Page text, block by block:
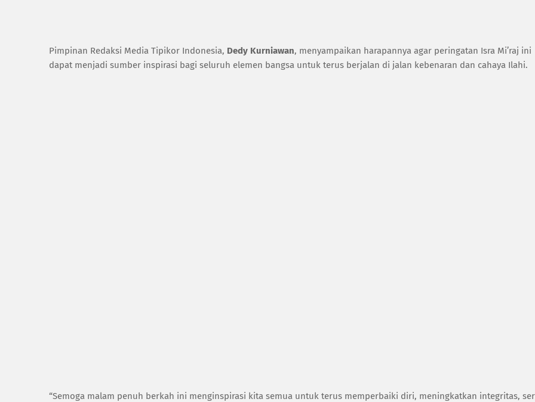
Pimpinan Redaksi Media Tipikor Indonesia, Dedy Kurniawan, menyampaikan harapannya agar peringatan Isra Mi’raj ini
dapat menjadi sumber inspirasi bagi seluruh elemen bangsa untuk terus berjalan di jalan kebenaran dan cahaya Ilahi.
“Semoga malam penuh berkah ini menginspirasi kita semua untuk terus memperbaiki diri, meningkatkan integritas,